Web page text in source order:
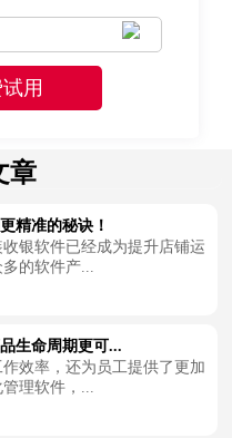
章
精准的秘诀！
银软件已经成为提升店铺运
的软件产...
生命周期更可...
效率，还为员工提供了更加
理软件，...